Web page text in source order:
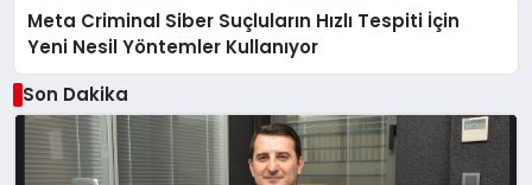
Meta Criminal Siber Suçluların Hızlı Tespiti İçin
Yeni Nesil Yöntemler Kullanıyor
Son Dakika